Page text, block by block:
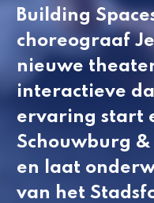
Building
choreograaf
nieuwe
interactieve
ervaring start
Schouwburg
en laat
van het